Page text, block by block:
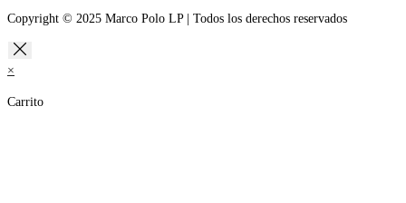
Copyright © 2025 Marco Polo LP | Todos los derechos reservados
×
Carrito